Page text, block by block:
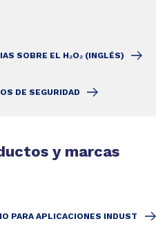
SOBRE EL H₂O₂ (INGLÉS)
DE SEGURIDAD
y marcas
PARA APLICACIONES INDUST